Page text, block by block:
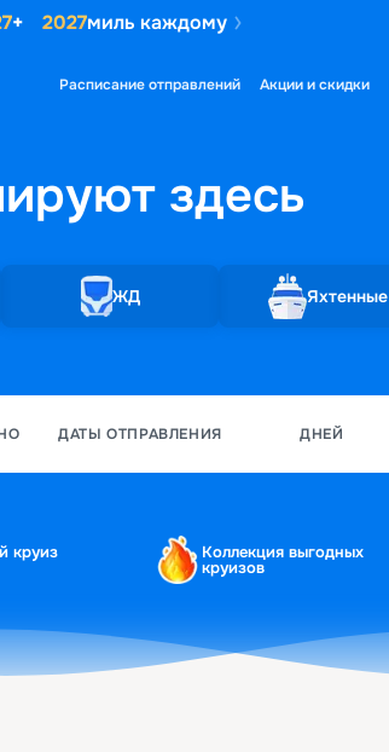
+ 2027миль каждому
Расписание отправлений Акции и скидки
здесь
ЖД Яхтенные
ДАТЫ ОТПРАВЛЕНИЯ ДНЕЙ
круиз Коллекция выгодных
круизов